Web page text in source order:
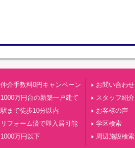
仲介手数料0円キャンペーン
1000万円台の新築一戸建て
駅まで徒歩10分以内
リフォーム済で即入居可能
1000万円以下
お問い合わせ
スタッフ紹介
お客様の声
学区検索
周辺施設検索